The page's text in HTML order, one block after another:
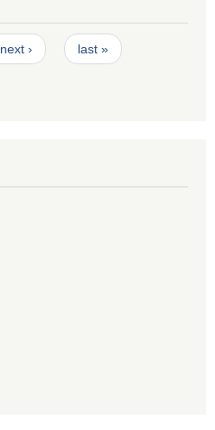
next › last »